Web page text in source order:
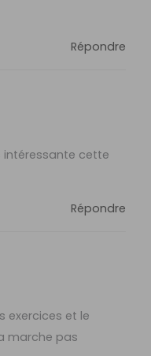
Répondre
intéressante cette
Répondre
exercices et le
marche pas